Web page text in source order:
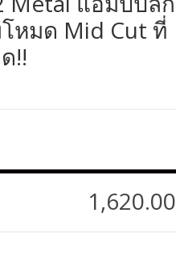
หมด Mid Cut ที่
!!
1,620.00